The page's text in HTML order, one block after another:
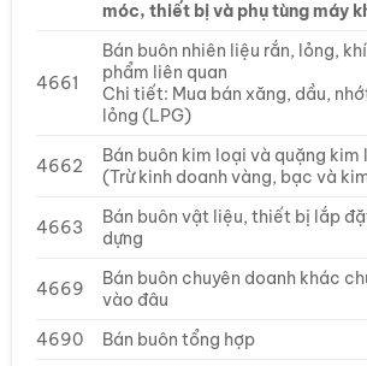
móc, thiết bị và phụ tùng máy
4661
Bán buôn nhiên liệu rắn, lỏng,
phẩm liên quan
Chi tiết: Mua bán xăng, dầu,
lỏng (LPG)
4662
Bán buôn kim loại và quặng kim
(Trừ kinh doanh vàng, bạc và
4663
Bán buôn vật liệu, thiết bị lắp
dựng
4669
Bán buôn chuyên doanh khác
vào đâu
4690
Bán buôn tổng hợp